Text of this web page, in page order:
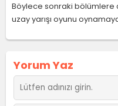
Böylece sonraki bölümlere
uzay yarışı oyunu
Yorum Yaz